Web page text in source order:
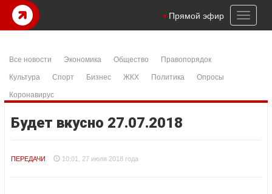
Toggle
Прямой эфир
Все новости Экономика Общество
Правопорядок
Культура
Спорт Бизнес ЖКХ Политика
Опросы
Коронавирус
Будет вкусно 27.07.2018
ПЕРЕДАЧИ 10:01, 27 июля 2018 года